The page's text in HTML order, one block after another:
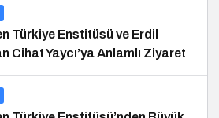
Türkiye Enstitüsü ve Erdil
Cihat Yaycı’ya Anlamlı Ziyaret